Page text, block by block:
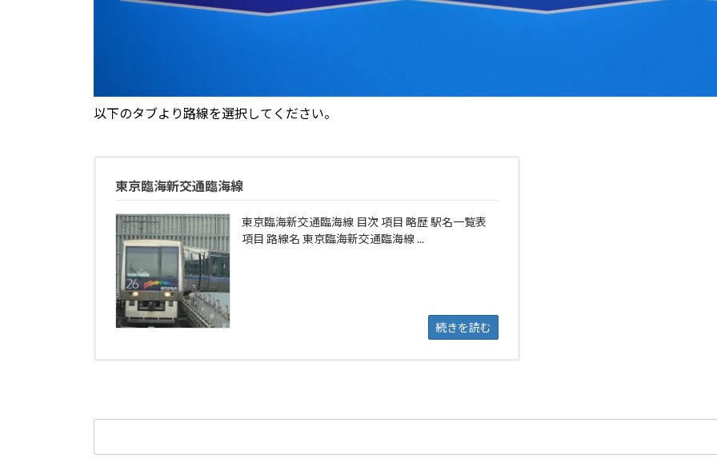
以下のタブより路線を選択してください。
東京臨海新交通臨海線
東京臨海新交通臨海線 目次 項目 略歴 駅名一覧表
項目 路線名 東京臨海新交通臨海線 ...
続きを読む